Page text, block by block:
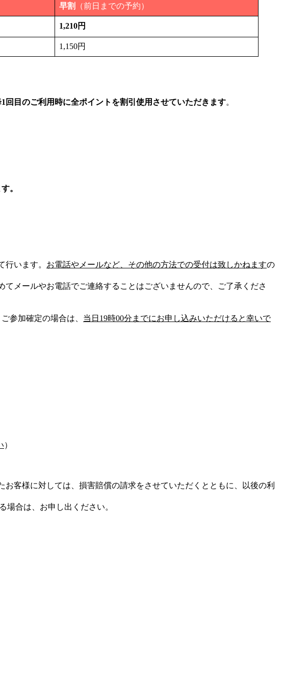
早割 （前日までの予約）
1,210円
1,150円
回目のご利用時に全ポイントを割引使用させていただきます。
。
います。 お電話やメールなど、その他の方法での受付は致しかねますの
メールやお電話でご連絡することはございませんので、ご了承くださ
参加確定の場合は、 当日19時00分までにお申し込みいただけると幸いで
）
客様に対しては、損害賠償の請求をさせていただくとともに、以後の利
場合は、お申し出ください。